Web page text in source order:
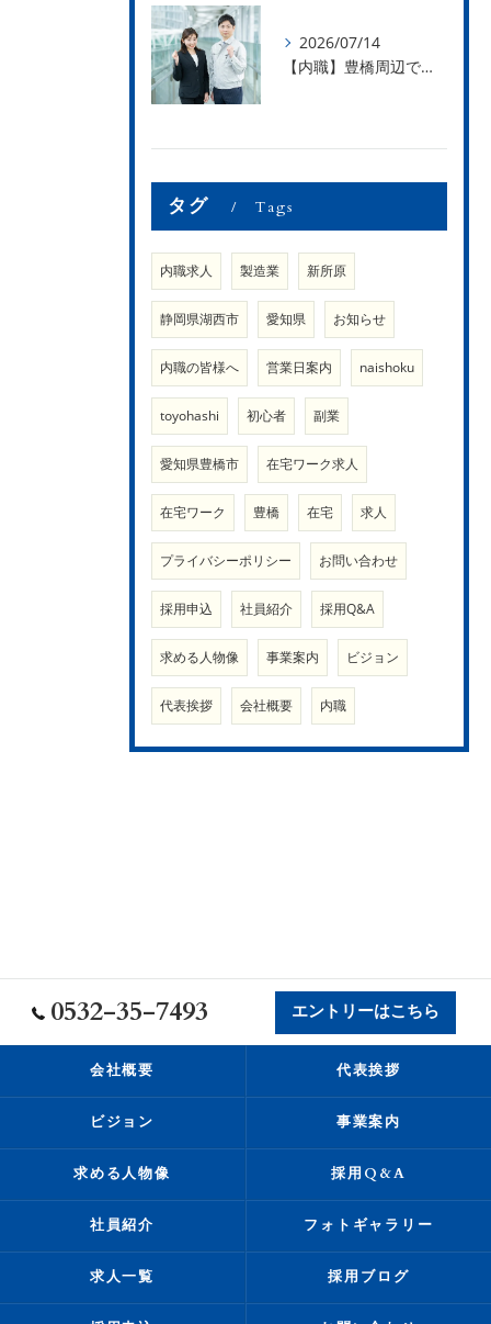
2026/07/14
【内職】豊橋周辺で内職のお仕事を探している方募集中！【内職さまのお声②】
タグ Tags
内職求人 製造業 新所原
静岡県湖西市 愛知県 お知らせ
内職の皆様へ 営業日案内 naishoku
toyohashi 初心者 副業
愛知県豊橋市 在宅ワーク求人
在宅ワーク 豊橋 在宅 求人
プライバシーポリシー お問い合わせ
採用申込 社員紹介 採用Q&A
求める人物像 事業案内 ビジョン
代表挨拶 会社概要 内職
0532-35-7493 エントリーはこちら
会社概要 代表挨拶
ビジョン 事業案内
求める人物像 採用Q&A
社員紹介 フォトギャラリー
求人一覧 採用ブログ